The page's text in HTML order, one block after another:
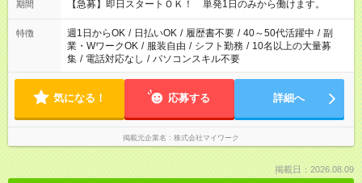
22：00～翌6：00 など！是非ご希望をお聞かせください！
期間 【急募】即日スタートＯＫ！ 単発1日のみから働けます。
特徴 週1日からOK / 日払いOK / 履歴書不要 / 40～50代活躍中 / 副
業・WワークOK / 服装自由 / シフト勤務 / 10名以上の大量募
集 / 電話対応なし / パソコンスキル不要
気になる！ 応募する 詳細へ
掲載元企業名 株式会社マイワーク
掲載日：2026.08.09